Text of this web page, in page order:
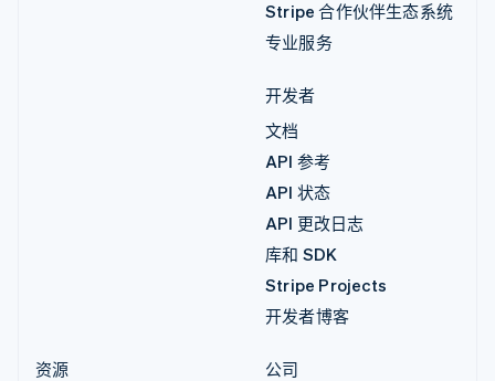
Stripe 合作伙伴生态系统
专业服务
开发者
文档
API 参考
API 状态
API 更改日志
库和 SDK
Stripe Projects
开发者博客
资源
公司